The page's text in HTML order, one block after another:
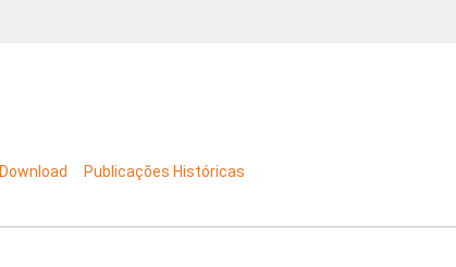
Download Publicações Históricas